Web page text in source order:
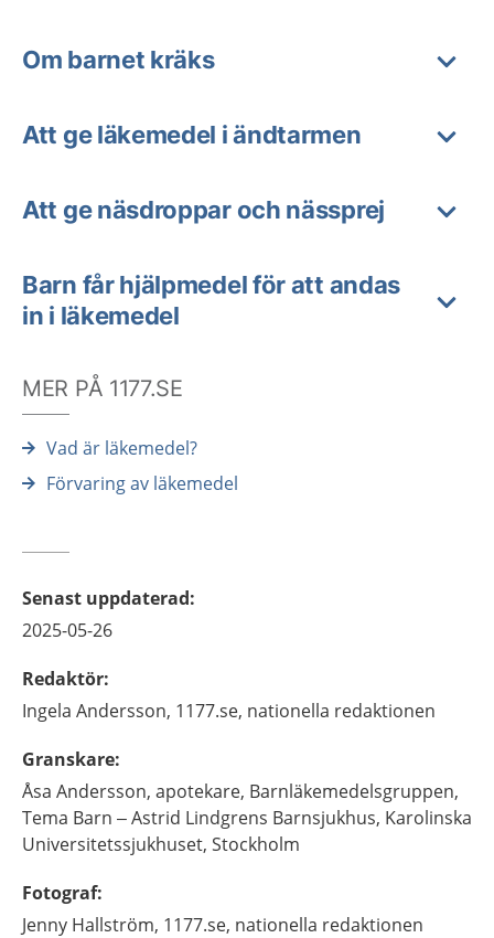
Om barnet kräks
Att ge läkemedel i ändtarmen
Att ge näsdroppar och nässprej
Barn får hjälpmedel för att andas
in i läkemedel
MER PÅ 1177.SE
Vad är läkemedel?
Förvaring av läkemedel
Senast uppdaterad:
2025-05-26
Redaktör:
Ingela Andersson, 1177.se, nationella redaktionen
Granskare:
Åsa Andersson, apotekare, Barnläkemedelsgruppen,
Tema Barn – Astrid Lindgrens Barnsjukhus, Karolinska
Universitetssjukhuset, Stockholm
Fotograf:
Jenny Hallström, 1177.se, nationella redaktionen